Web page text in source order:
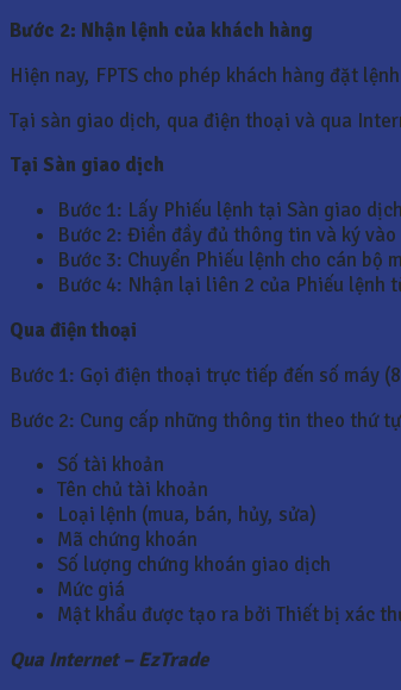
Bước 2: Nhận lệnh của khách hàng
Hiện nay, FPTS cho phép khách hàng đặt
Tại sàn giao dịch, qua điện thoại và qua
Tại Sàn giao dịch
Bước 1: Lấy Phiếu lệnh tại Sàn giao
Bước 2: Điền đầy đủ thông tin và ký vào
Bước 3: Chuyển Phiếu lệnh cho cán bộ
Bước 4: Nhận lại liên 2 của Phiếu lệnh
Qua điện thoại
Bước 1: Gọi điện thoại trực tiếp đến số máy
Bước 2: Cung cấp những thông tin theo thứ
Số tài khoản
Tên chủ tài khoản
Loại lệnh (mua, bán, hủy, sửa)
Mã chứng khoán
Số lượng chứng khoán giao dịch
Mức giá
Mật khẩu được tạo ra bởi Thiết bị xác
Qua Internet – EzTrade